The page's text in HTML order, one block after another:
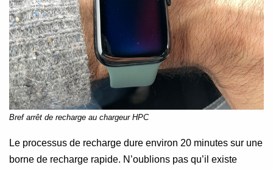
Bref arrêt de recharge au chargeur HPC
Le processus de recharge dure environ 20 minutes sur une
borne de recharge rapide. N’oublions pas qu’il existe